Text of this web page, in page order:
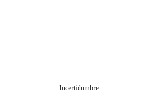
Incertidumbre